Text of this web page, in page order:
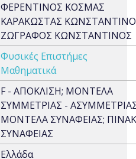
ΦΕΡΕΝΤΙΝΟΣ ΚΟΣΜΑΣ
ΚΑΡΑΚΩΣΤΑΣ
ΖΩΓΡΑΦΟΣ ΚΩΝΣΤΑΝΤΙΝΟΣ
Φυσικές Επιστήμες
Μαθηματικά
F - ΑΠΟΚΛΙΣΗ; ΜΟΝΤΕΛΑ
ΣΥΜΜΕΤΡΙΑΣ -
ΜΟΝΤΕΛΑ ΣΥΝΑΦΕΙΑΣ;
ΣΥΝΑΦΕΙΑΣ
Ελλάδα